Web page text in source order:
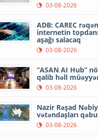
03-08-2026
ADB: CAREC
internetin
aşağı salacaq
03-08-2026
“ASAN AI Hub”
qalib həll
03-08-2026
Nazir Rəşad
vətəndaşları
03-08-2026